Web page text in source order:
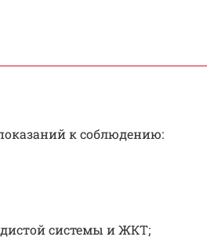
к соблюдению:
системы и ЖКТ;